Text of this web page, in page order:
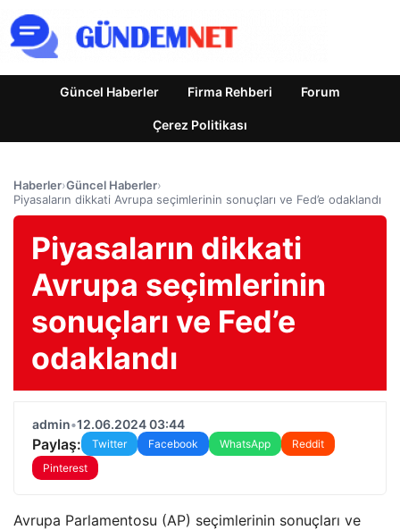
Güncel Haberler Firma Rehberi Forum
Çerez Politikası
Haberler›Güncel Haberler›
Piyasaların dikkati Avrupa seçimlerinin sonuçları ve Fed’e odaklandı
Piyasaların dikkati
Avrupa seçimlerinin
sonuçları ve Fed’e
odaklandı
admin•12.06.2024 03:44
Paylaş: Twitter Facebook WhatsApp
Reddit
Pinterest
Avrupa Parlamentosu (AP) seçimlerinin sonuçları ve